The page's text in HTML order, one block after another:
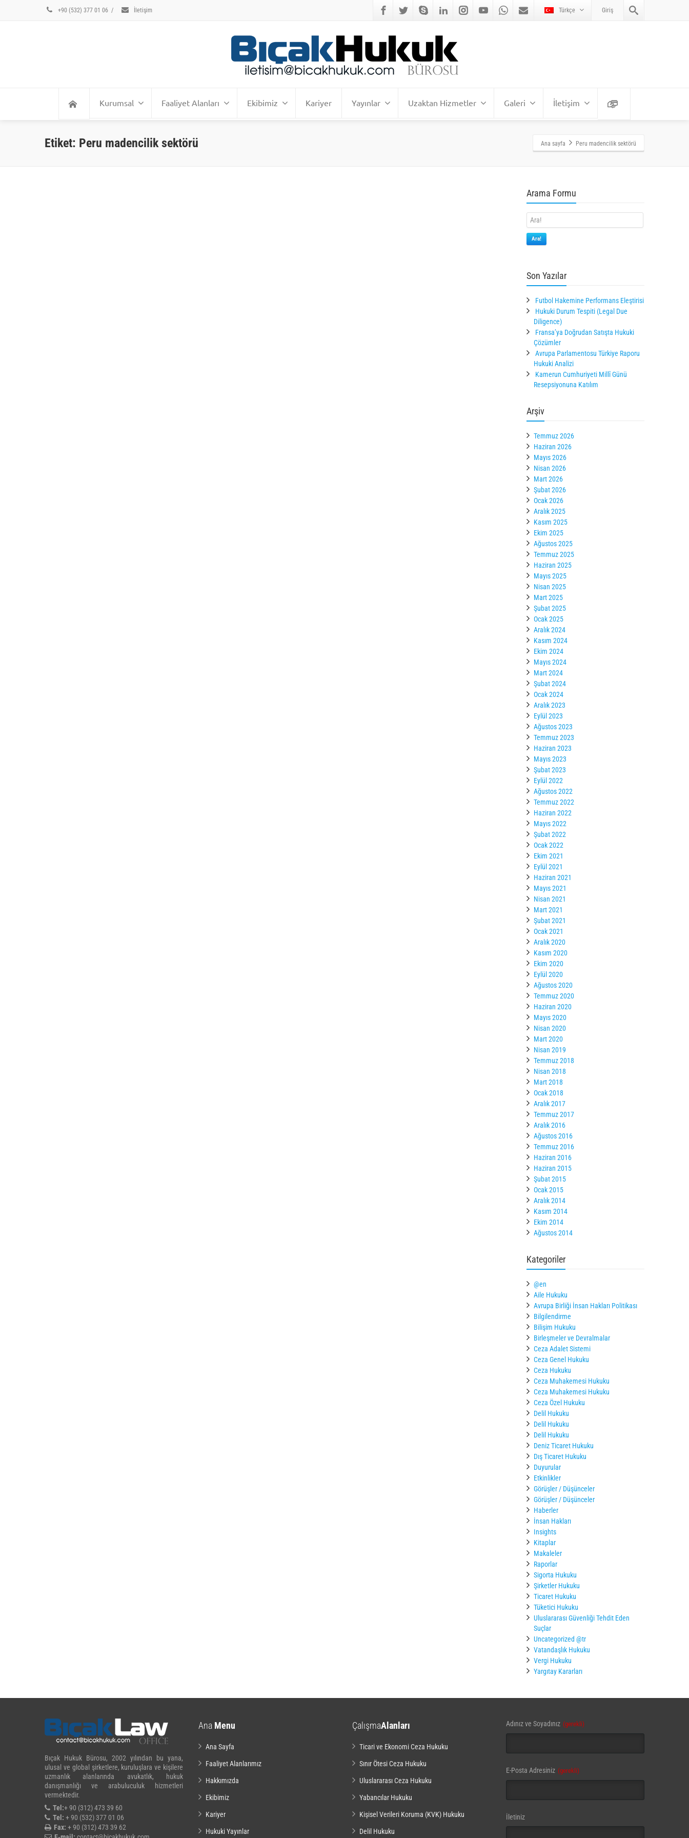
+90 (532) 377 01 06 / İletişim Türkçe Giriş
Kurumsal Faaliyet Alanları Ekibimiz Kariyer Yayınlar Uzaktan Hizmetler Galeri İletişim
Etiket: Peru madencilik sektörü Ana sayfa Peru madencilik sektörü
Arama Formu
Ara!
Son Yazılar
Futbol Hakemine Performans Eleştirisi
Hukuki Durum Tespiti (Legal Due
Diligence)
Fransa’ya Doğrudan Satışta Hukuki
Çözümler
Avrupa Parlamentosu Türkiye Raporu
Hukuki Analizi
Kamerun Cumhuriyeti Millî Günü
Resepsiyonuna Katılım
Arşiv
Temmuz 2026
Haziran 2026
Mayıs 2026
Nisan 2026
Mart 2026
Şubat 2026
Ocak 2026
Aralık 2025
Kasım 2025
Ekim 2025
Ağustos 2025
Temmuz 2025
Haziran 2025
Mayıs 2025
Nisan 2025
Mart 2025
Şubat 2025
Ocak 2025
Aralık 2024
Kasım 2024
Ekim 2024
Mayıs 2024
Mart 2024
Şubat 2024
Ocak 2024
Aralık 2023
Eylül 2023
Ağustos 2023
Temmuz 2023
Haziran 2023
Mayıs 2023
Şubat 2023
Eylül 2022
Ağustos 2022
Temmuz 2022
Haziran 2022
Mayıs 2022
Şubat 2022
Ocak 2022
Ekim 2021
Eylül 2021
Haziran 2021
Mayıs 2021
Nisan 2021
Mart 2021
Şubat 2021
Ocak 2021
Aralık 2020
Kasım 2020
Ekim 2020
Eylül 2020
Ağustos 2020
Temmuz 2020
Haziran 2020
Mayıs 2020
Nisan 2020
Mart 2020
Nisan 2019
Temmuz 2018
Nisan 2018
Mart 2018
Ocak 2018
Aralık 2017
Temmuz 2017
Aralık 2016
Ağustos 2016
Temmuz 2016
Haziran 2016
Haziran 2015
Şubat 2015
Ocak 2015
Aralık 2014
Kasım 2014
Ekim 2014
Ağustos 2014
Kategoriler
@en
Aile Hukuku
Avrupa Birliği İnsan Hakları Politikası
Bilgilendirme
Bilişim Hukuku
Birleşmeler ve Devralmalar
Ceza Adalet Sistemi
Ceza Genel Hukuku
Ceza Hukuku
Ceza Muhakemesi Hukuku
Ceza Muhakemesi Hukuku
Ceza Özel Hukuku
Delil Hukuku
Delil Hukuku
Delil Hukuku
Deniz Ticaret Hukuku
Dış Ticaret Hukuku
Duyurular
Etkinlikler
Görüşler / Düşünceler
Görüşler / Düşünceler
Haberler
İnsan Hakları
Insights
Kitaplar
Makaleler
Raporlar
Sigorta Hukuku
Şirketler Hukuku
Ticaret Hukuku
Tüketici Hukuku
Uluslararası Güvenliği Tehdit Eden
Suçlar
Uncategorized @tr
Vatandaşlık Hukuku
Vergi Hukuku
Yargıtay Kararları
Bıçak Hukuk Bürosu, 2002 yılından bu yana,
ulusal ve global şirketlere, kuruluşlara ve kişilere
uzmanlık alanlarında avukatlık, hukuk
danışmanlığı ve arabuluculuk hizmetleri
vermektedir.
Tel:+ 90 (312) 473 39 60
Tel: + 90 (532) 377 01 06
Fax: + 90 (312) 473 39 62
Ana Menu
Ana Sayfa
Faaliyet Alanlarımız
Hakkımızda
Ekibimiz
Kariyer
Hukuki Yayınlar
ÇalışmaAlanları
Ticari ve Ekonomi Ceza Hukuku
Sınır Ötesi Ceza Hukuku
Uluslararası Ceza Hukuku
Yabancılar Hukuku
Kişisel Verileri Koruma (KVK) Hukuku
Delil Hukuku
Adınız ve Soyadınız (gerekli)
E-Posta Adresiniz (gerekli)
İletiniz